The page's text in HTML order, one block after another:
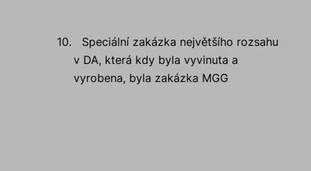
10.
Speciální zakázka největšího rozsahu
v DA, která kdy byla vyvinuta a
vyrobena, byla zakázka MGG